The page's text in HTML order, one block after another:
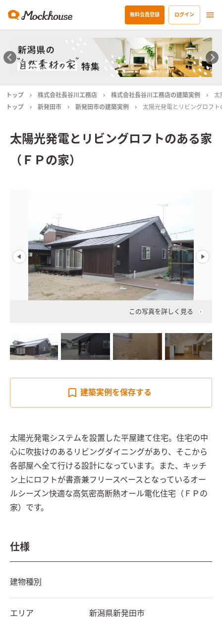
無料会員登録 ログイン
トップ 株式会社長谷川工務店 株式会社長谷川工務店の建築実例
太
トップ
新発田市 新発田市の建築実例 太陽光発電とリビングロフ
太陽光発電とリビングロフトのある家
（ＦＰの家）
この写真を詳しく見る
建築実例を保存する
太陽光発電システムを設置した平屋建て住宅。住宅の中
心に吹抜けのあるリビングダイニングがあり、そこから
各部屋へ全て行ける設計になっています。また、キッチ
ン上にロフトが書斎兼フリースペースとなっているオー
ルシーズン快適な高気密高断熱オール電化住宅（ＦＰの
家）です。
仕様
建物種別
エリア 新潟県新発田市